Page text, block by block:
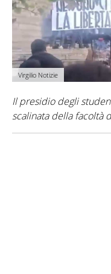
Virgilio Notizie
Il presidio degli
scalinata della facoltà